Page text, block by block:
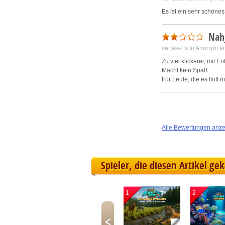
Es ist ein sehr
verfasst von Anonym
Zu viel klickerei, mit
Macht kein Spaß.
Für Leute, die es flott
Alle Bewertungen
Spieler, die diesen Artikel
1 2